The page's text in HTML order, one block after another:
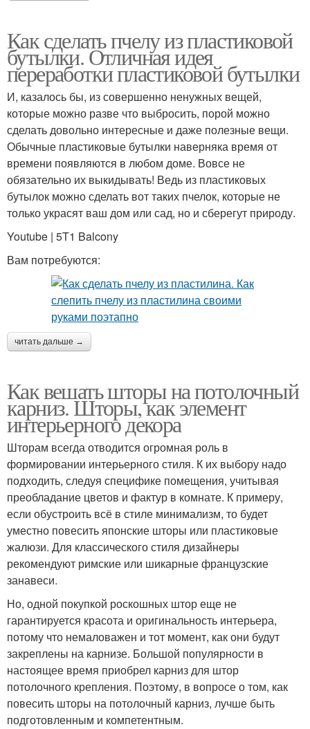
Как сделать пчелу из пластиковой
бутылки. Отличная идея
переработки пластиковой бутылки
И, казалось бы, из совершенно ненужных вещей,
которые можно разве что выбросить, порой можно
сделать довольно интересные и даже полезные вещи.
Обычные пластиковые бутылки наверняка время от
времени появляются в любом доме. Вовсе не
обязательно их выкидывать! Ведь из пластиковых
бутылок можно сделать вот таких пчелок, которые не
только украсят ваш дом или сад, но и сберегут природу.
Youtube | 5T1 Balcony
Вам потребуются:
читать дальше →
Как вешать шторы на потолочный
карниз. Шторы, как элемент
интерьерного декора
Шторам всегда отводится огромная роль в
формировании интерьерного стиля. К их выбору надо
подходить, следуя специфике помещения, учитывая
преобладание цветов и фактур в комнате. К примеру,
если обустроить всё в стиле минимализм, то будет
уместно повесить японские шторы или пластиковые
жалюзи. Для классического стиля дизайнеры
рекомендуют римские или шикарные французские
занавеси.
Но, одной покупкой роскошных штор еще не
гарантируется красота и оригинальность интерьера,
потому что немаловажен и тот момент, как они будут
закреплены на карнизе. Большой популярности в
настоящее время приобрел карниз для штор
потолочного крепления. Поэтому, в вопросе о том, как
повесить шторы на потолочный карниз, лучше быть
подготовленным и компетентным.